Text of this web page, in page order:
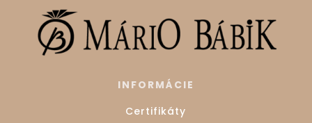
INFORMÁCIE
Certifikáty